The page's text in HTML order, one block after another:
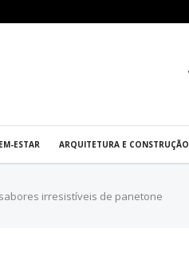
ESTAR ARQUITETURA E CONSTRUÇÃO
irresistíveis de panetone